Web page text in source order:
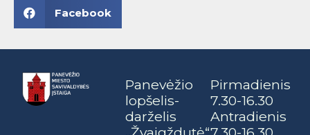
Facebook
Panevėžio
lopšelis-
darželis
Pirmadienis
7.30-16.30
Antradienis